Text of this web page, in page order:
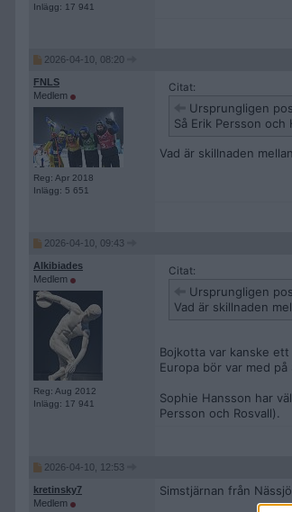
Inlägg: 17 941
2026-04-10, 08:20
FNLS
Medlem
Reg: Apr 2018
Inlägg: 5 651
Citat:
Ursprungligen
Så Erik Persson
Vad är skillnaden
2026-04-10, 09:43
Alkibiades
Medlem
Reg: Aug 2012
Inlägg: 17 941
Citat:
Ursprungligen
Vad är skillnaden
Bojkotta var kanske
Europa bör var med
Sophie Hansson har
Persson och Rosvall).
2026-04-10, 12:53
kretinsky7
Medlem
Simstjärnan från